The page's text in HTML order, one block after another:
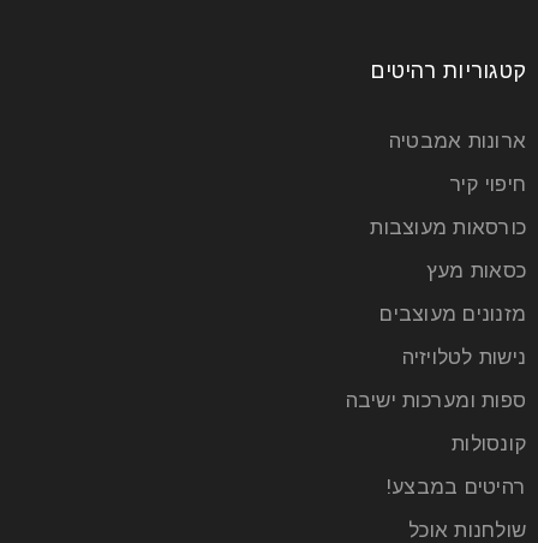
קטגוריות רהיטים
ארונות אמבטיה
חיפוי קיר
כורסאות מעוצבות
כסאות מעץ
מזנונים מעוצבים
נישות לטלויזיה
ספות ומערכות ישיבה
קונסולות
רהיטים במבצע!
שולחנות אוכל